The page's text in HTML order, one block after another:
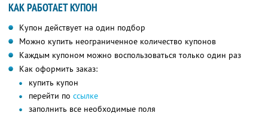
КАК РАБОТАЕТ КУПОН
Купон действует на один подбор
Можно купить неограниченное количество купонов
Каждым купоном можно воспользоваться только один раз
Как оформить заказ:
купить купон
перейти по ссылке
заполнить все необходимые поля